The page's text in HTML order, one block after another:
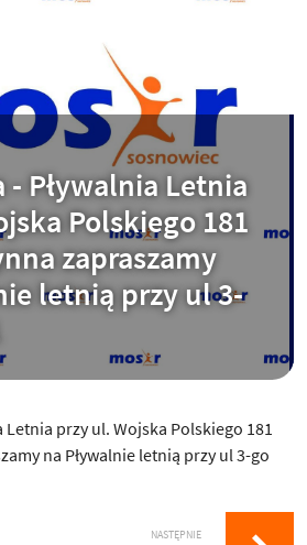
Pływalnia Letnia
Polskiego 181
zapraszamy
letnią przy ul 3-
Letnia przy ul. Wojska Polskiego 181
na Pływalnie letnią przy ul 3-go
NASTĘPNIE